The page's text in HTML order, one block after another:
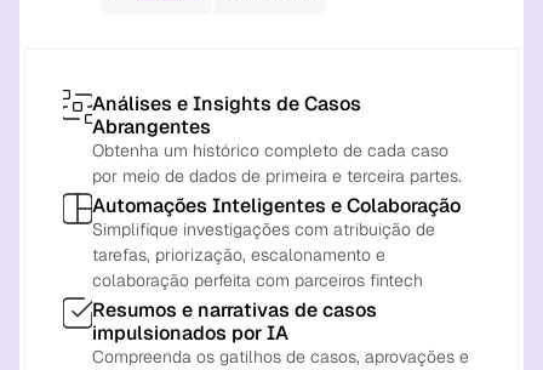
Análises e Insights de Casos
Abrangentes
Obtenha um histórico completo de cada caso
por meio de dados de primeira e terceira partes.
Automações Inteligentes e Colaboração
Simplifique investigações com atribuição de
tarefas, priorização, escalonamento e
colaboração perfeita com parceiros fintech
Resumos e narrativas de casos
impulsionados por IA
Compreenda os gatilhos de casos, aprovações e